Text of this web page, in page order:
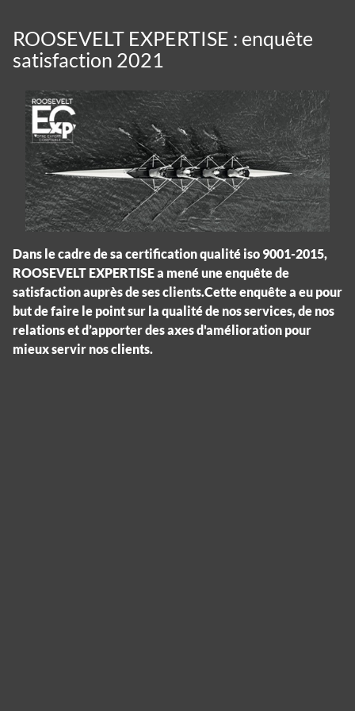
ROOSEVELT EXPERTISE : enquête
satisfaction 2021
Dans le cadre de sa certification qualité iso 9001-2015,
ROOSEVELT EXPERTISE a mené une enquête de
satisfaction auprès de ses clients.Cette enquête a eu pour
but de faire le point sur la qualité de nos services, de nos
relations et d’apporter des axes d'amélioration pour
mieux servir nos clients.